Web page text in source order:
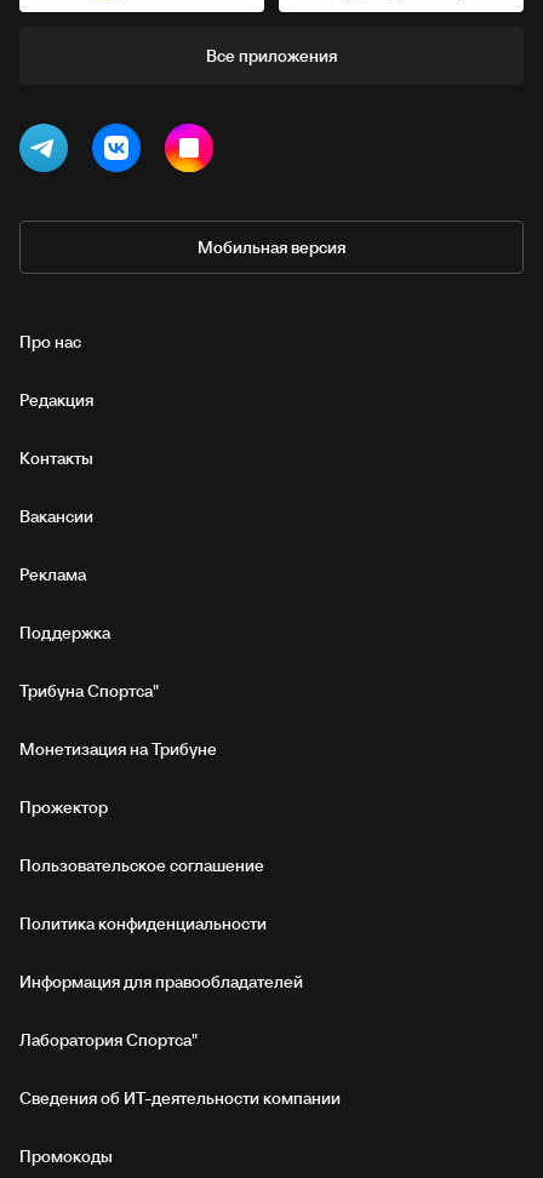
Все приложения
Мобильная версия
Про нас
Редакция
Контакты
Вакансии
Реклама
Поддержка
Трибуна Спортса"
Монетизация на Трибуне
Прожектор
Пользовательское соглашение
Политика конфиденциальности
Информация для правообладателей
Лаборатория Спортса"
Сведения об ИТ‑деятельности компании
Промокоды